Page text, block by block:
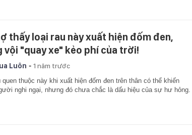
thấy loại rau này xuất hiện đốm đen,
vội "quay xe" kẻo phí của trời!
Luôn - 1 năm trước
quen thuộc này khi xuất hiện đốm đen trên thân có thể khiến
nghi ngại, nhưng đó chưa chắc là dấu hiệu của sự hư hỏng.